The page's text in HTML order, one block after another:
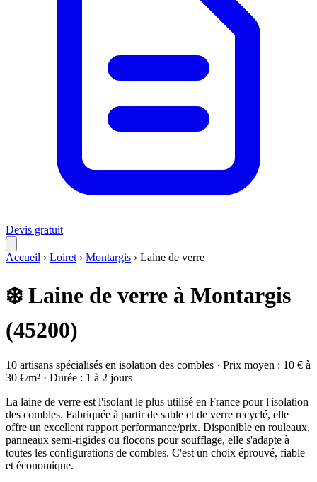
Devis gratuit
Accueil › Loiret › Montargis › Laine de verre
❄️ Laine de verre à Montargis
(45200)
10 artisans spécialisés en isolation des combles · Prix moyen : 10 € à
30 €/m² · Durée : 1 à 2 jours
La laine de verre est l'isolant le plus utilisé en France pour l'isolation
des combles. Fabriquée à partir de sable et de verre recyclé, elle
offre un excellent rapport performance/prix. Disponible en rouleaux,
panneaux semi-rigides ou flocons pour soufflage, elle s'adapte à
toutes les configurations de combles. C'est un choix éprouvé, fiable
et économique.